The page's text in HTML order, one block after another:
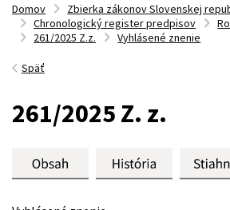
Domov
Zbierka zákonov Slovenskej
Chronologický register predpisov
261/2025 Z.z.
Vyhlásené znenie
Späť
261/2025 Z. z.